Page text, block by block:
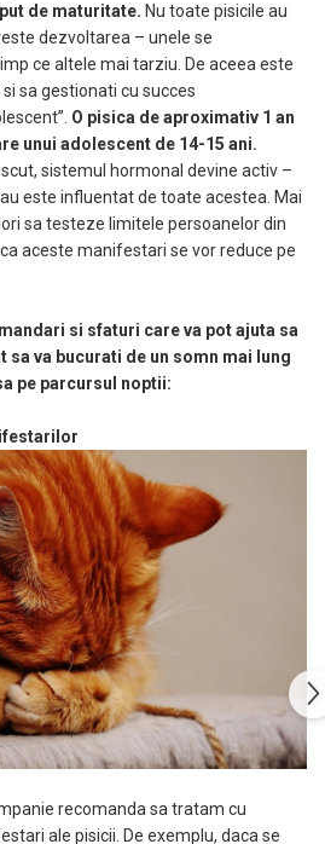
de maturitate. Nu toate pisicile au
dezvoltarea – unele se
ce altele mai tarziu. De aceea este
sa gestionati cu succes
O pisica de aproximativ 1 an
unui adolescent de 14-15 ani.
sistemul hormonal devine activ –
este influentat de toate acestea. Mai
sa testeze limitele persoanelor din
aceste manifestari se vor reduce pe
si sfaturi care va pot ajuta sa
va bucurati de un somn mai lung
pe parcursul noptii:
recomanda sa tratam cu
ale pisicii. De exemplu, daca se